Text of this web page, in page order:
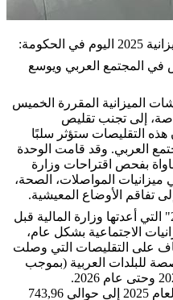
في المجتمع العربي ويوسع
الميزانية المقررة الخميس
الخاصة، إلى تجنب تقليص
هذه التقليصات ستؤثر سلبًا
العربي. وقد قامت الوحدة
بفحص اقتراحات وزارة
ميزانيات المواصلات، الصحة،
تفاقم الأوضاع المعيشية.
تشمل "الخطة الاقتصادية لعام 2025" التي أعدتها وزارة المالية قبل
الاجتماعية بشكل عام،
على التقليصات التي وصلت
المخصصة للبلدات العربية (بموجب
من المتوقع أن تصل ميزانية الدولة لعام 2025 إلى حوالي 743,96